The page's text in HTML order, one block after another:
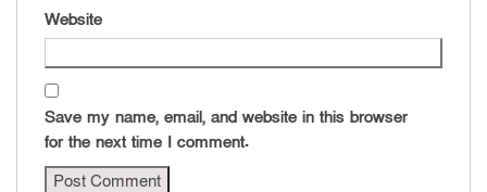
Website
Save my name, email, and website in this browser
for the next time I comment.